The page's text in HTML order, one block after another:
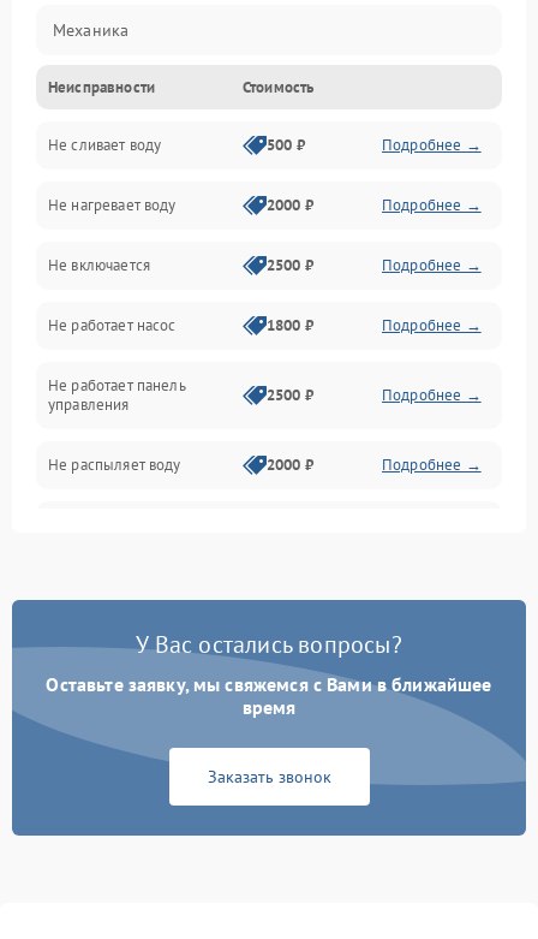
Механика
Управление
Электропитание
Датчики
Нагрев
Вода
Гигиена
Программное обеспечение
Неисправности Стоимость
Не сливает воду 500 ₽ Подробнее →
Не нагревает воду 2000 ₽ Подробнее →
Не включается 2500 ₽ Подробнее →
Не работает насос 1800 ₽ Подробнее →
Не работает панель
управления
2500 ₽ Подробнее →
Не распыляет воду 2000 ₽ Подробнее →
Проблемы с набором
Не работает сушилка 2100 ₽ Подробнее →
Сбои в работе таймера 1700 ₽
У Вас остались вопросы?
Оставьте заявку, мы свяжемся с Вами в ближайшее
время
Заказать звонок